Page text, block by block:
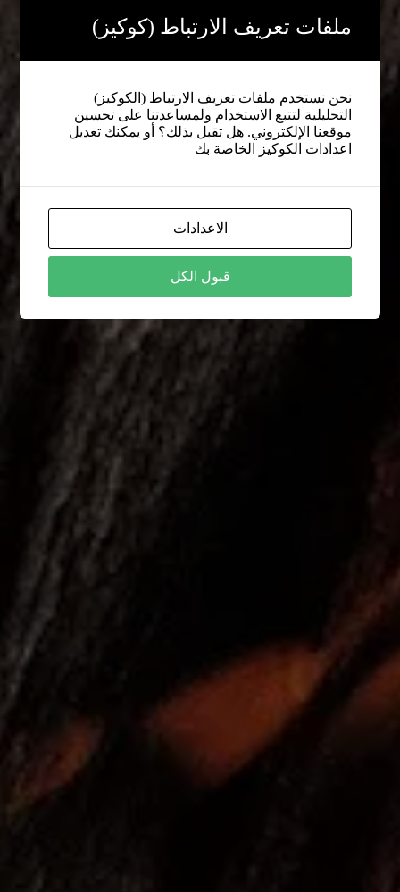
ملفات تعريف الارتباط (كوكيز)
نحن نستخدم ملفات تعريف الارتباط (الكوكيز)
التحليلية لتتبع الاستخدام ولمساعدتنا على تحسين
موقعنا الإلكتروني. هل تقبل بذلك؟ أو يمكنك تعديل
اعدادات الكوكيز الخاصة بك
الاعدادات
قبول الكل